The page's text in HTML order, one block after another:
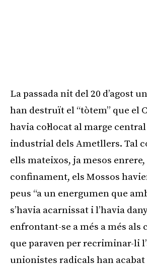
La passada nit del 20 d’agost
han destruït el “tòtem” que el
havia col·locat al marge
industrial dels Ametllers. Tal
ells mateixos, ja mesos
confinament, els Mossos
peus “a un energumen que
s’havia acarnissat i l’havia
enfrontant-se a més a més als
que paraven per recriminar-li
unionistes radicals han acabat